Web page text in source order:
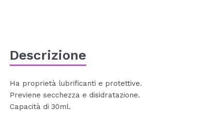
PROSSIMAMENTE
Descrizione
Ha proprietà lubrificanti e protettive.
Previene secchezza e disidratazione.
Capacità di 30ml.